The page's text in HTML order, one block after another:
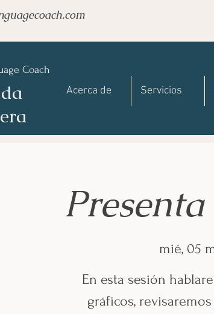
Coach
Acerca de Servicios
mié, 05
En esta sesión
gráficos,